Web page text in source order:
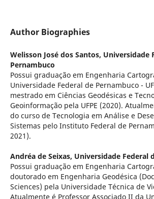
Author Biographies
Welisson José dos Santos, Universidade
Pernambuco
Possui graduação em Engenharia
Universidade Federal de Pernambuco -
mestrado em Ciências Geodésicas e
Geoinformação pela UFPE (2020).
do curso de Tecnologia em Análise e
Sistemas pelo Instituto Federal de
2021).
Andréa de Seixas, Universidade Federal
Possui graduação em Engenharia
doutorado em Engenharia Geodésica
Sciences) pela Universidade Técnica de
Atualmente é Professor Associado II da